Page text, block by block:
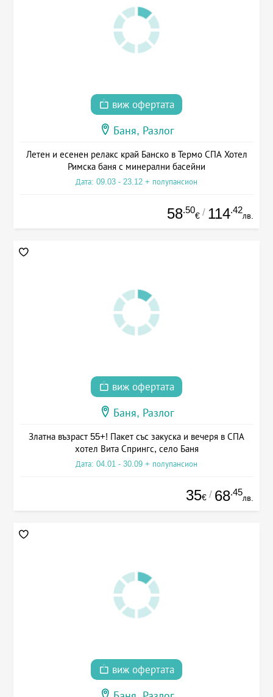
виж офертата
Баня, Разлог
Летен и есенен релакс край Банско в Термо СПА Хотел
Римска баня с минерални басейни
Дата: 09.03 - 23.12 + полупансион
58.50
€ / 114.42
лв.
виж офертата
Баня, Разлог
Златна възраст 55+! Пакет със закуска и вечеря в СПА
хотел Вита Спрингс, село Баня
Дата: 04.01 - 30.09 + полупансион
35€ / 68.45
лв.
виж офертата